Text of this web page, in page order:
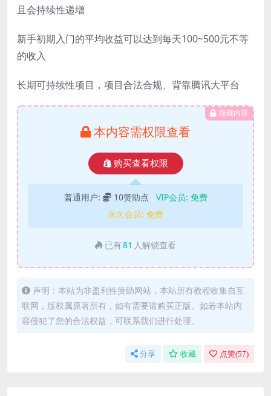
且会持续性递增
新手初期入门的平均收益可以达到每天100~500元不等
的收入
长期可持续性项目，项目合法合规、背靠腾讯大平台
隐藏内容
本内容需权限查看
购买查看权限
普通用户: 10赞助点 VIP会员: 免费
永久会员: 免费
已有81 人解锁查看
声明：本站为非盈利性赞助网站，本站所有教程收集自互
联网，版权属原著所有，如有需要请购买正版。如若本站内
容侵犯了您的合法权益，可联系我们进行处理。
分享 收藏 点赞(57)